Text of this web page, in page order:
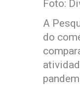
Foto:
A
do